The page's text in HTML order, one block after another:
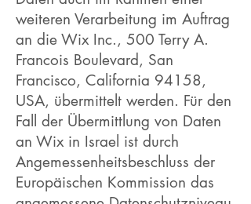
weiteren Verarbeitung im Auftrag
an die Wix Inc., 500 Terry A.
Francois Boulevard, San
Francisco, California 94158,
USA, übermittelt werden. Für den
Fall der Übermittlung von Daten
an Wix in Israel ist durch
Angemessenheitsbeschluss der
Europäischen Kommission das